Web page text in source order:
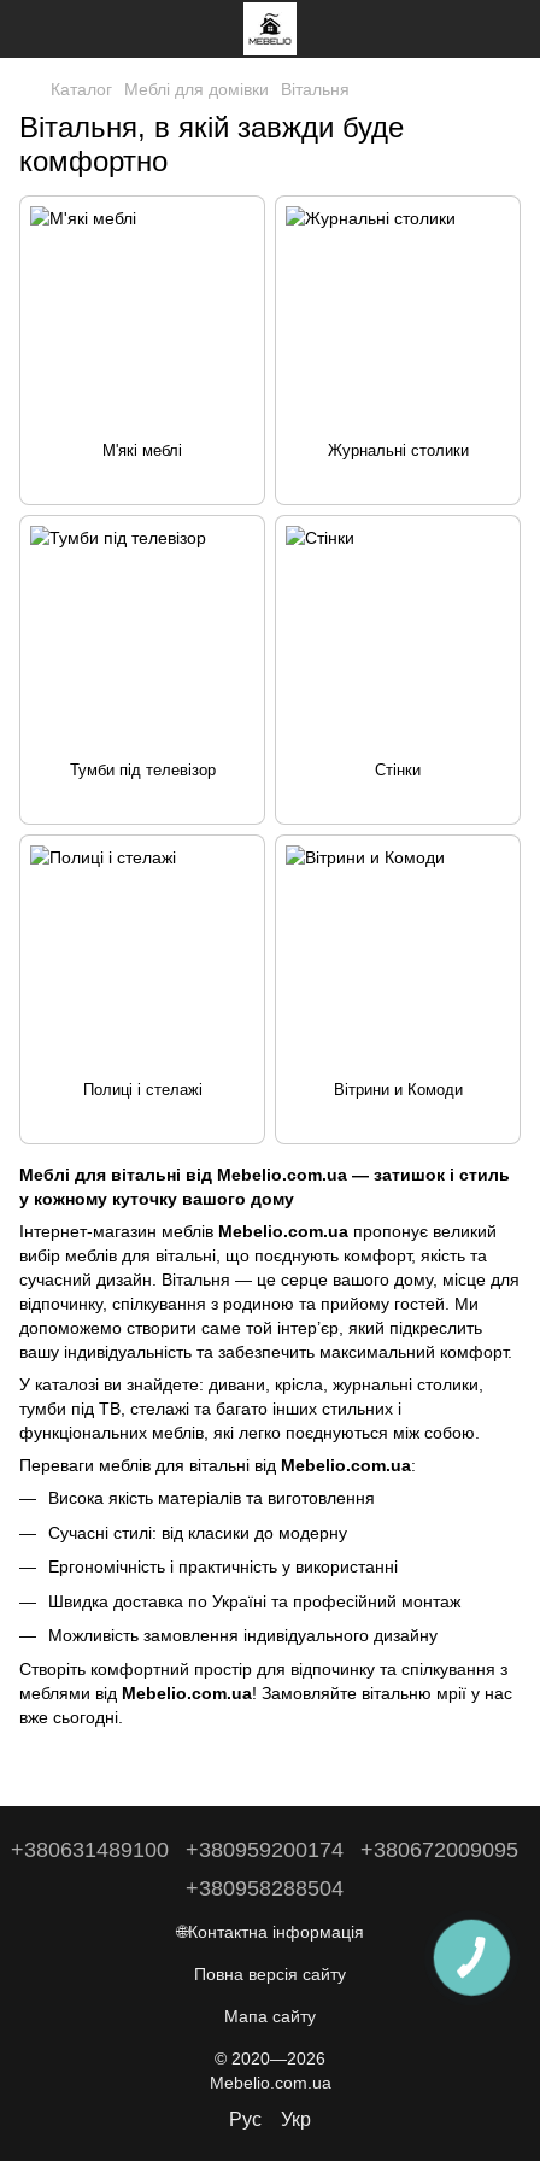
Каталог Меблі для домівки Вітальня
Вітальня, в якій завжди буде
комфортно
Меблі для вітальні від Mebelio.com.ua — затишок і стиль
у кожному куточку вашого дому
Інтернет-магазин меблів Mebelio.com.ua пропонує великий
вибір меблів для вітальні, що поєднують комфорт, якість та
сучасний дизайн. Вітальня — це серце вашого дому, місце для
відпочинку, спілкування з родиною та прийому гостей. Ми
допоможемо створити саме той інтер’єр, який підкреслить
вашу індивідуальність та забезпечить максимальний комфорт.
У каталозі ви знайдете: дивани, крісла, журнальні столики,
тумби під ТВ, стелажі та багато інших стильних і
функціональних меблів, які легко поєднуються між собою.
Переваги меблів для вітальні від Mebelio.com.ua:
Висока якість матеріалів та виготовлення
Сучасні стилі: від класики до модерну
Ергономічність і практичність у використанні
Швидка доставка по Україні та професійний монтаж
Можливість замовлення індивідуального дизайну
Створіть комфортний простір для відпочинку та спілкування з
меблями від Mebelio.com.ua! Замовляйте вітальню мрії у нас
вже сьогодні.
М'які меблі Журнальні столики
Тумби під телевізор Стінки
Полиці і стелажі Вітрини и Комоди
+380631489100 +380959200174
+380672009095
+380958288504
🌐Контактна інформація
Повна версія сайту
Мапа сайту
© 2020—2026
Mebelio.com.ua
Рус Укр